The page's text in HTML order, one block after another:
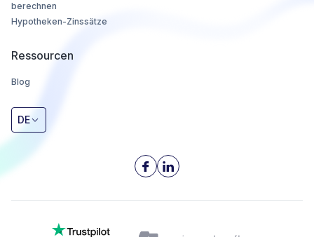
berechnen
Hypotheken-Zinssätze
Ressourcen
Blog
DE